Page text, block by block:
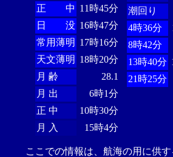
正 中 11時45分
日 没 16時47分
常用薄明 17時16分
天文薄明 18時20分
月 齢
28.1
月 出
6時1分
正 中
10時30分
月 入
15時4分
潮回り
4時36分
8時42分
13時40分
21時25分
ここでの情報は、航海の用に供